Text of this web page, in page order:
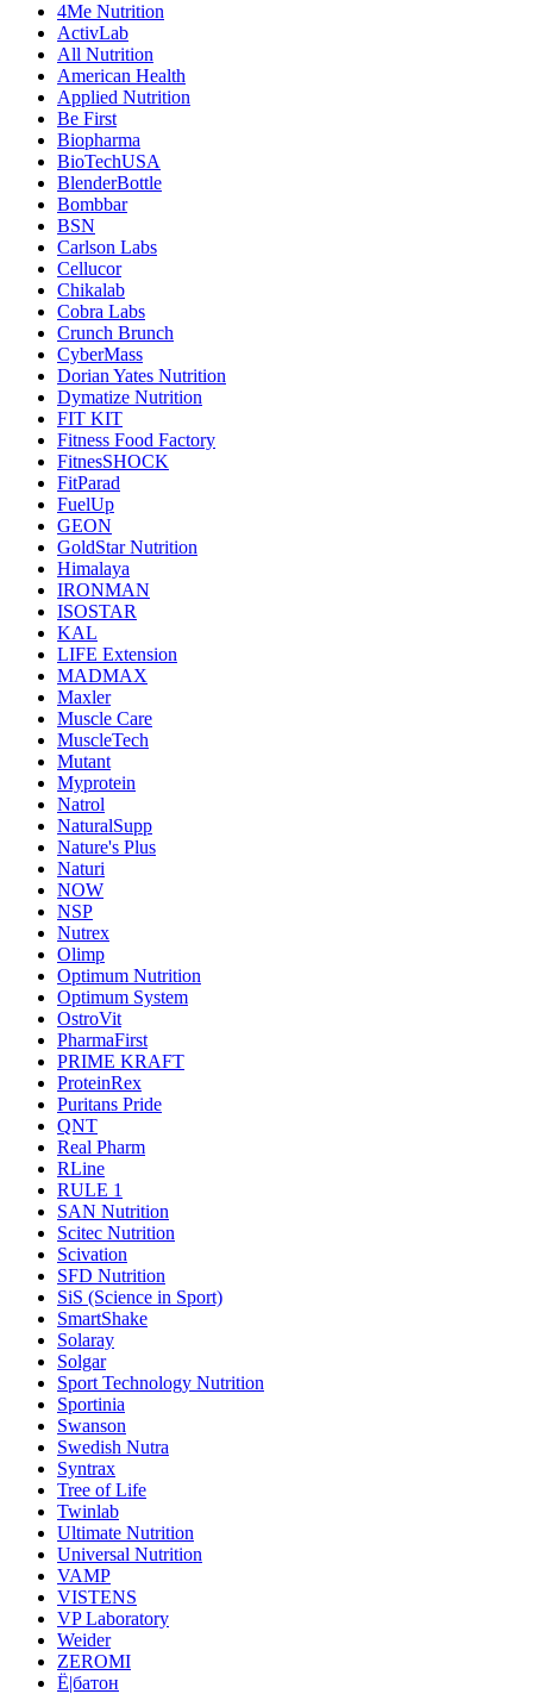
4Me Nutrition
ActivLab
All Nutrition
American Health
Applied Nutrition
Be First
Biopharma
BioTechUSA
BlenderBottle
Bombbar
BSN
Carlson Labs
Cellucor
Chikalab
Cobra Labs
Crunch Brunch
CyberMass
Dorian Yates Nutrition
Dymatize Nutrition
FIT KIT
Fitness Food Factory
FitnesSHOCK
FitParad
FuelUp
GEON
GoldStar Nutrition
Himalaya
IRONMAN
ISOSTAR
KAL
LIFE Extension
MADMAX
Maxler
Muscle Care
MuscleTech
Mutant
Myprotein
Natrol
NaturalSupp
Nature's Plus
Naturi
NOW
NSP
Nutrex
Olimp
Optimum Nutrition
Optimum System
OstroVit
PharmaFirst
PRIME KRAFT
ProteinRex
Puritans Pride
QNT
Real Pharm
RLine
RULE 1
SAN Nutrition
Scitec Nutrition
Scivation
SFD Nutrition
SiS (Science in Sport)
SmartShake
Solaray
Solgar
Sport Technology Nutrition
Sportinia
Swanson
Swedish Nutra
Syntrax
Tree of Life
Twinlab
Ultimate Nutrition
Universal Nutrition
VAMP
VISTENS
VP Laboratory
Weider
ZEROMI
Ё|батон